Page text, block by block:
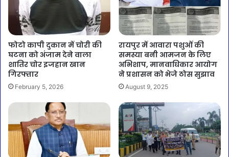
फोटो कापी दुकान में चोरी की
घटना को अंजाम देने वाला
शातिर चोर इजहान खान
गिरफ्तार
February 5, 2026
रायपुर में आवारा पशुओं की
समस्या बनी आमजन के लिए
अभिशाप, मानवाधिकार आयोग
ने प्रशासन को भेजे ठोस सुझाव
August 9, 2025